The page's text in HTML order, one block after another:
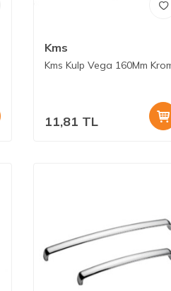
Kms
Kms Kulp Vega 160Mm
11,81 TL